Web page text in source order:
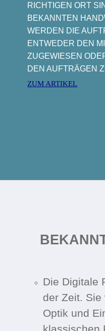
RICHTIGEN ORT
BEKANNTEN
WERDEN DIE
ENTWEDER DEN
ZUGEWIESEN
DEN AUFTRÄGEN
ZUM ARTIKEL
Die Digitale
der Zeit.
Optik und